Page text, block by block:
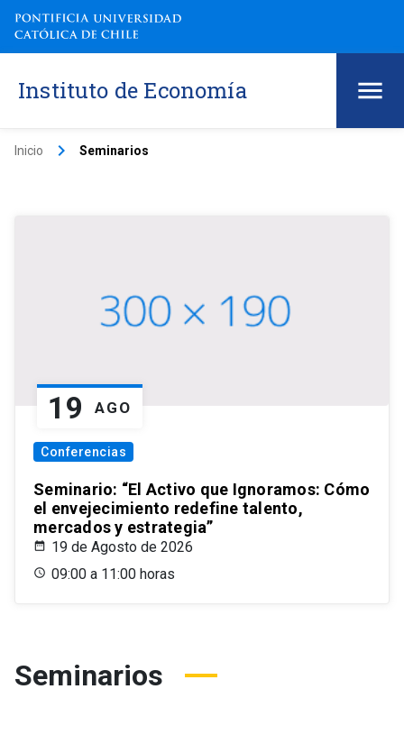
Instituto de Economía
Inicio keyboard_arrow_right Seminarios
19 AGO
Conferencias
Seminario: “El Activo que Ignoramos: Cómo
el envejecimiento redefine talento,
mercados y estrategia”
19 de Agosto de 2026
09:00 a 11:00 horas
Seminarios